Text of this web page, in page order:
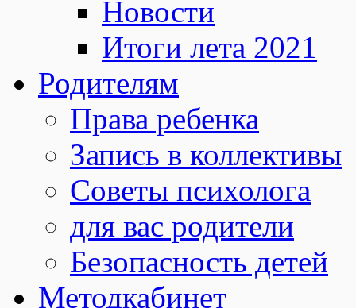
Новости
Итоги лета 2021
Родителям
Права ребенка
Запись в коллективы
Советы психолога
для вас родители
Безопасность детей
Методкабинет